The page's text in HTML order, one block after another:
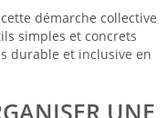
démarche collective
simples et concrets
durable et inclusive en
UNE